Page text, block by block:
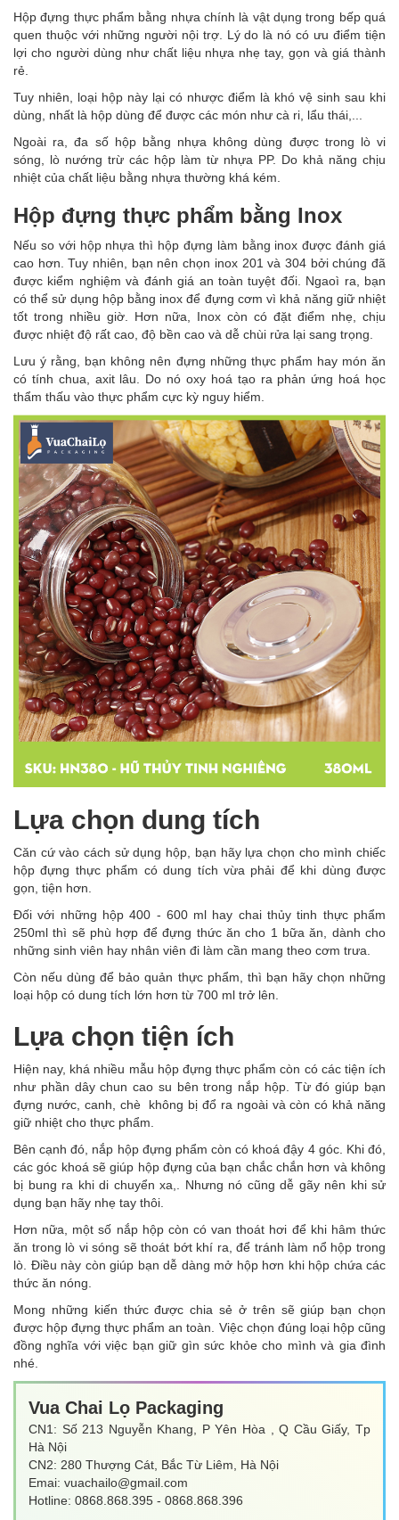
Hộp đựng thực phẩm bằng nhựa chính là vật dụng trong bếp quá
quen thuộc với những người nội trợ. Lý do là nó có ưu điểm tiện
lợi cho người dùng như chất liệu nhựa nhẹ tay, gọn và giá thành
rẻ.
Tuy nhiên, loại hộp này lại có nhược điểm là khó vệ sinh sau khi
dùng, nhất là hộp dùng để được các món như cà ri, lẩu thái,...
Ngoài ra, đa số hộp bằng nhựa không dùng được trong lò vi
sóng, lò nướng trừ các hộp làm từ nhựa PP. Do khả năng chịu
nhiệt của chất liệu bằng nhựa thường khá kém.
Hộp đựng thực phẩm bằng Inox
Nếu so với hộp nhựa thì hộp đựng làm bằng inox được đánh giá
cao hơn. Tuy nhiên, bạn nên chọn inox 201 và 304 bởi chúng đã
được kiểm nghiệm và đánh giá an toàn tuyệt đối. Ngaoì ra, bạn
có thể sử dụng hộp bằng inox để đựng cơm vì khả năng giữ nhiệt
tốt trong nhiều giờ. Hơn nữa, Inox còn có đặt điểm nhẹ, chịu
được nhiệt độ rất cao, độ bền cao và dễ chùi rửa lại sang trọng.
Lưu ý rằng, bạn không nên đựng những thực phẩm hay món ăn
có tính chua, axit lâu. Do nó oxy hoá tạo ra phản ứng hoá học
thẩm thấu vào thực phẩm cực kỳ nguy hiểm.
Lựa chọn dung tích
Căn cứ vào cách sử dụng hộp, bạn hãy lựa chọn cho mình chiếc
hộp đựng thực phẩm có dung tích vừa phải để khi dùng được
gọn, tiện hơn.
Đối với những hộp 400 - 600 ml hay chai thủy tinh thực phẩm
250ml thì sẽ phù hợp để đựng thức ăn cho 1 bữa ăn, dành cho
những sinh viên hay nhân viên đi làm cần mang theo cơm trưa.
Còn nếu dùng để bảo quản thực phẩm, thì bạn hãy chọn những
loại hộp có dung tích lớn hơn từ 700 ml trở lên.
Lựa chọn tiện ích
Hiện nay, khá nhiều mẫu hộp đựng thực phẩm còn có các tiện ích
như phần dây chun cao su bên trong nắp hộp. Từ đó giúp bạn
đựng nước, canh, chè không bị đổ ra ngoài và còn có khả năng
giữ nhiệt cho thực phẩm.
Bên cạnh đó, nắp hộp đựng phẩm còn có khoá đậy 4 góc. Khi đó,
các góc khoá sẽ giúp hộp đựng của bạn chắc chắn hơn và không
bị bung ra khi di chuyển xa,. Nhưng nó cũng dễ gãy nên khi sử
dụng bạn hãy nhẹ tay thôi.
Hơn nữa, một số nắp hộp còn có van thoát hơi để khi hâm thức
ăn trong lò vi sóng sẽ thoát bớt khí ra, để tránh làm nổ hộp trong
lò. Điều này còn giúp bạn dễ dàng mở hộp hơn khi hộp chứa các
thức ăn nóng.
Mong những kiến thức được chia sẻ ở trên sẽ giúp bạn chọn
được hộp đựng thực phẩm an toàn. Việc chọn đúng loại hộp cũng
đồng nghĩa với việc bạn giữ gìn sức khỏe cho mình và gia đình
nhé.
Vua Chai Lọ Packaging
CN1: Số 213 Nguyễn Khang, P Yên Hòa , Q Cầu Giấy, Tp
Hà Nội
CN2: 280 Thượng Cát, Bắc Từ Liêm, Hà Nội
Emai: vuachailo@gmail.com
Hotline: 0868.868.395 - 0868.868.396